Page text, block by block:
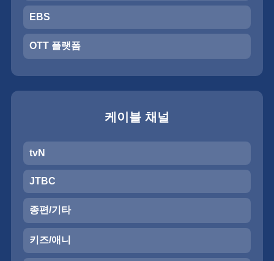
EBS
OTT 플랫폼
케이블 채널
tvN
JTBC
종편/기타
키즈/애니